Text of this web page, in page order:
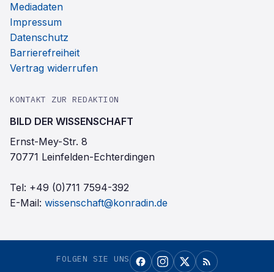
Mediadaten
Impressum
Datenschutz
Barrierefreiheit
Vertrag widerrufen
KONTAKT ZUR REDAKTION
BILD DER WISSENSCHAFT
Ernst-Mey-Str. 8
70771 Leinfelden-Echterdingen
Tel: +49 (0)711 7594-392
E-Mail: wissenschaft@konradin.de
FOLGEN SIE UNS